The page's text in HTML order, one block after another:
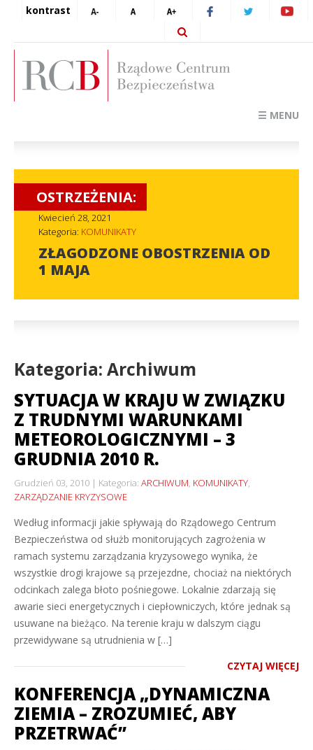
kontrast
☰ MENU
OSTRZEŻENIA:
Kwiecień 28, 2021
Kategoria: KOMUNIKATY
ZŁAGODZONE OBOSTRZENIA OD
1 MAJA
Kategoria: Archiwum
SYTUACJA W KRAJU W ZWIĄZKU
Z TRUDNYMI WARUNKAMI
METEOROLOGICZNYMI – 3
GRUDNIA 2010 R.
Grudzień 03, 2010 Kategoria: ARCHIWUM, KOMUNIKATY,
ZARZĄDZANIE KRYZYSOWE
Według informacji jakie spływają do Rządowego Centrum
Bezpieczeństwa od służb monitorujących zagrożenia w
ramach systemu zarządzania kryzysowego wynika, że
wszystkie drogi krajowe są przejezdne, chociaż na niektórych
odcinkach zalega błoto pośniegowe. Lokalnie zdarzają się
awarie sieci energetycznych i ciepłowniczych, które jednak są
usuwane na bieżąco. Na terenie kraju w dalszym ciągu
przewidywane są utrudnienia w […]
CZYTAJ WIĘCEJ
KONFERENCJA „DYNAMICZNA
ZIEMIA – ZROZUMIEĆ, ABY
PRZETRWAĆ”